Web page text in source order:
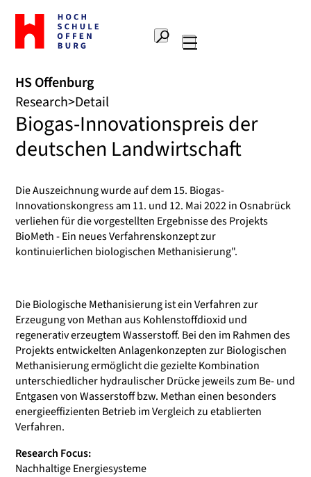
To
the
home
Offenburg
University
of
Applied
Sciences
Search
HS Offenburg
Research Detail
Biogas-Innovationspreis der
deutschen Landwirtschaft
Die Auszeichnung wurde auf dem 15. Biogas-
Innovationskongress am 11. und 12. Mai 2022 in Osnabrück
verliehen für die vorgestellten Ergebnisse des Projekts
BioMeth - Ein neues Verfahrenskonzept zur
kontinuierlichen biologischen Methanisierung".
Die Biologische Methanisierung ist ein Verfahren zur
Erzeugung von Methan aus Kohlenstoffdioxid und
regenerativ erzeugtem Wasserstoff. Bei den im Rahmen des
Projekts entwickelten Anlagenkonzepten zur Biologischen
Methanisierung ermöglicht die gezielte Kombination
unterschiedlicher hydraulischer Drücke jeweils zum Be- und
Entgasen von Wasserstoff bzw. Methan einen besonders
energieeffizienten Betrieb im Vergleich zu etablierten
Verfahren.
Research Focus:
Nachhaltige Energiesysteme